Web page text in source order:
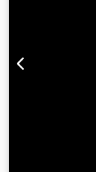
x 7-8, πίσω 140/
λειτουργίας: